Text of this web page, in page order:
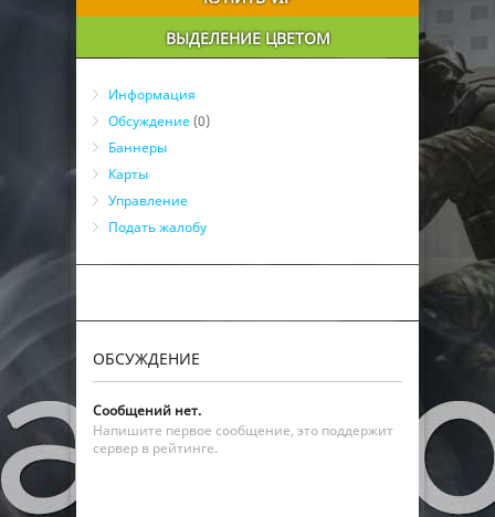
ВЫДЕЛЕНИЕ ЦВЕТОМ
Информация
Обсуждение (0)
Баннеры
Карты
Управление
Подать жалобу
ОБСУЖДЕНИЕ
Сообщений нет.
Напишите первое сообщение, это поддержит
сервер в рейтинге.